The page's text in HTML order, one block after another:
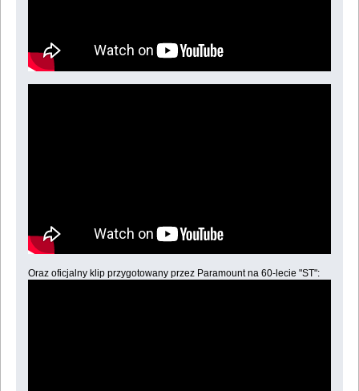
Oraz oficjalny klip przygotowany przez Paramount na 60-lecie "ST":